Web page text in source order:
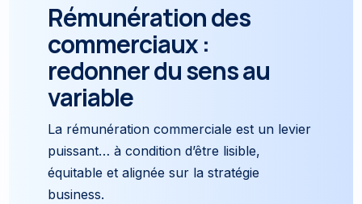
Rémunération des
commerciaux :
redonner du sens au
variable
La rémunération commerciale est un levier
puissant… à condition d’être lisible,
équitable et alignée sur la stratégie
business.